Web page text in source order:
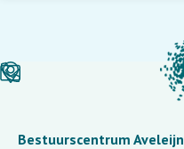
Bestuurscentrum Aveleijn